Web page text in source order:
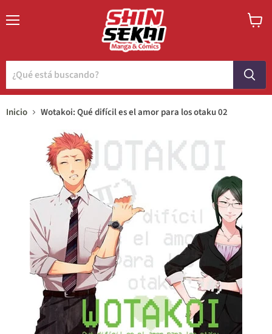
Inicio Wotakoi: Qué difícil es el amor para los otaku 02